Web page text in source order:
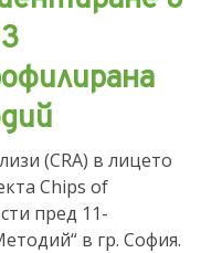
(CRA) в лицето
Chips of
пред 11-
в гр. София.